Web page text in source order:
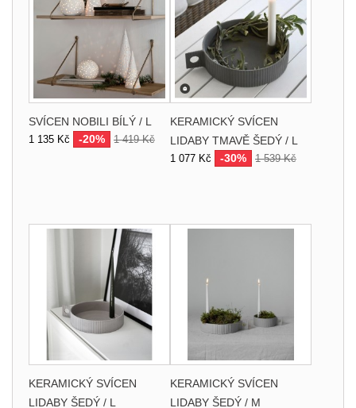
SVÍCEN NOBILI BÍLÝ / L
1 135 Kč -20% 1 419 Kč
KERAMICKÝ SVÍCEN
LIDABY TMAVĚ ŠEDÝ / L
1 077 Kč -30% 1 539 Kč
KERAMICKÝ SVÍCEN
LIDABY ŠEDÝ / L
KERAMICKÝ SVÍCEN
LIDABY ŠEDÝ / M